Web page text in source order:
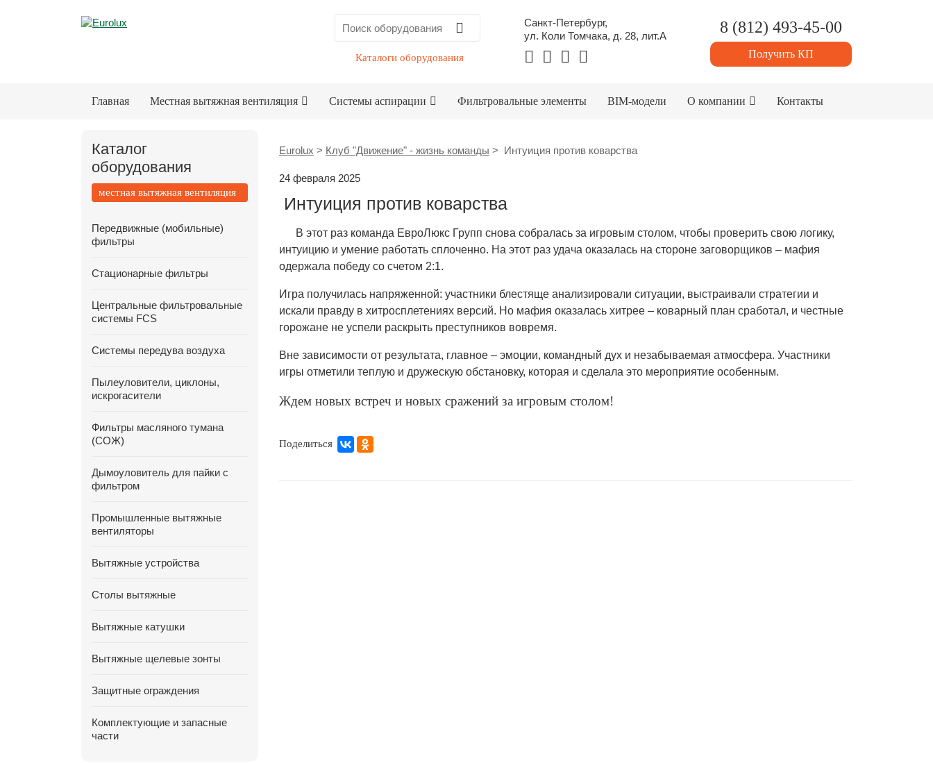
Каталоги оборудования
Санкт-Петербург,
ул. Коли Томчака, д. 28, лит.А
8 (812) 493-45-00
Получить КП
Главная Местная вытяжная вентиляция Системы аспирации Фильтровальные элементы BIM-модели О компании Контакты
Каталог
оборудования
местная вытяжная вентиляция
Передвижные (мобильные)
фильтры
Стационарные фильтры
Центральные фильтровальные
системы FCS
Системы передува воздуха
Пылеуловители, циклоны,
искрогасители
Фильтры масляного тумана
(СОЖ)
Дымоуловитель для пайки с
фильтром
Промышленные вытяжные
вентиляторы
Вытяжные устройства
Столы вытяжные
Вытяжные катушки
Вытяжные щелевые зонты
Защитные ограждения
Комплектующие и запасные
части
Eurolux > Клуб "Движение" - жизнь команды > Интуиция против коварства
24 февраля 2025
Интуиция против коварства
В этот раз команда ЕвроЛюкс Групп снова собралась за игровым столом, чтобы проверить свою логику,
интуицию и умение работать сплоченно. На этот раз удача оказалась на стороне заговорщиков – мафия
одержала победу со счетом 2:1.
Игра получилась напряженной: участники блестяще анализировали ситуации, выстраивали стратегии и
искали правду в хитросплетениях версий. Но мафия оказалась хитрее – коварный план сработал, и честные
горожане не успели раскрыть преступников вовремя.
Вне зависимости от результата, главное – эмоции, командный дух и незабываемая атмосфера. Участники
игры отметили теплую и дружескую обстановку, которая и сделала это мероприятие особенным.
Ждем новых встреч и новых сражений за игровым столом!
Поделиться